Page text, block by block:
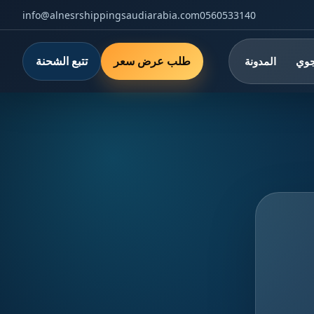
0560533140
info@alnesrshippingsaudiarabia.com
المدونة طلب عرض سعر تتبع الشحنة